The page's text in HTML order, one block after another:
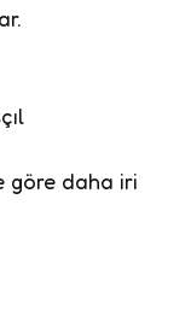
göre daha iri